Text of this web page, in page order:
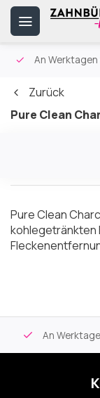
An Werktagen
Zurück
Pure Clean
Pure Clean
kohlegetränkten
An Werktagen